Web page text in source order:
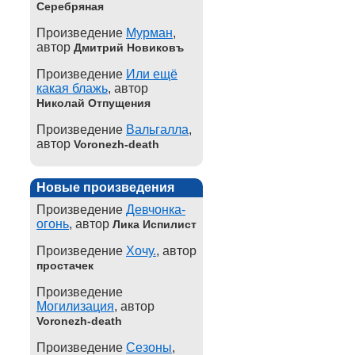
Серебряная
Произведение Мурман,
автор Дмитрий Новиковъ
Произведение Или ещё
какая блажь, автор
Николай Отпущения
Произведение Вальгалла,
автор Voronezh-death
Новые произведения
Произведение Девчонка-
огонь, автор Лика Испилист
Произведение Хочу., автор
простачек
Произведение
Могилизация, автор
Voronezh-death
Произведение Сезоны,